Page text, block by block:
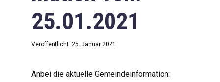
25.01.2021
Veröffentlicht: 25. Januar 2021
Anbei die aktuelle Gemeindeinformation: